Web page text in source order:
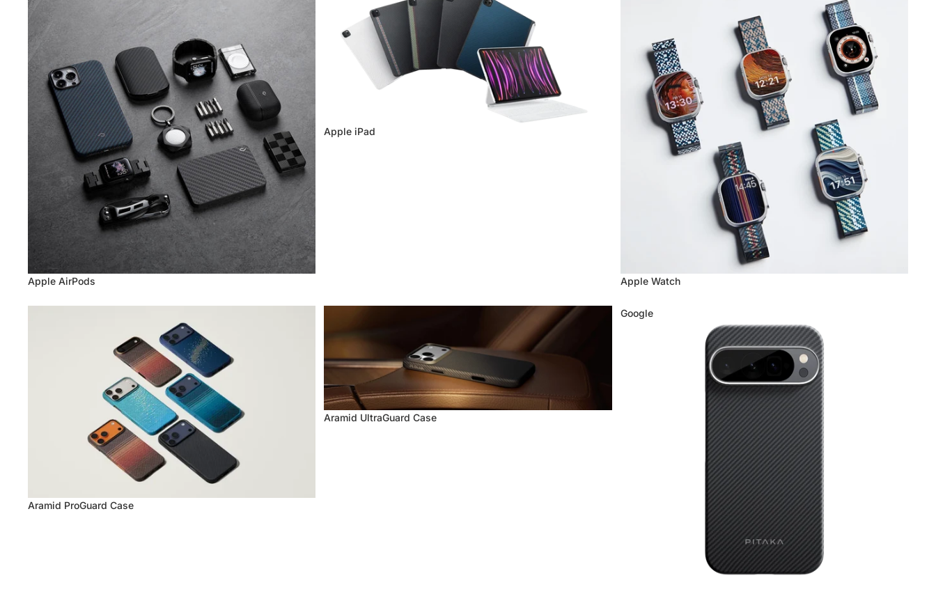
Apple AirPods
Apple iPad
Apple Watch
Aramid ProGuard Case
Aramid UltraGuard Case
Google